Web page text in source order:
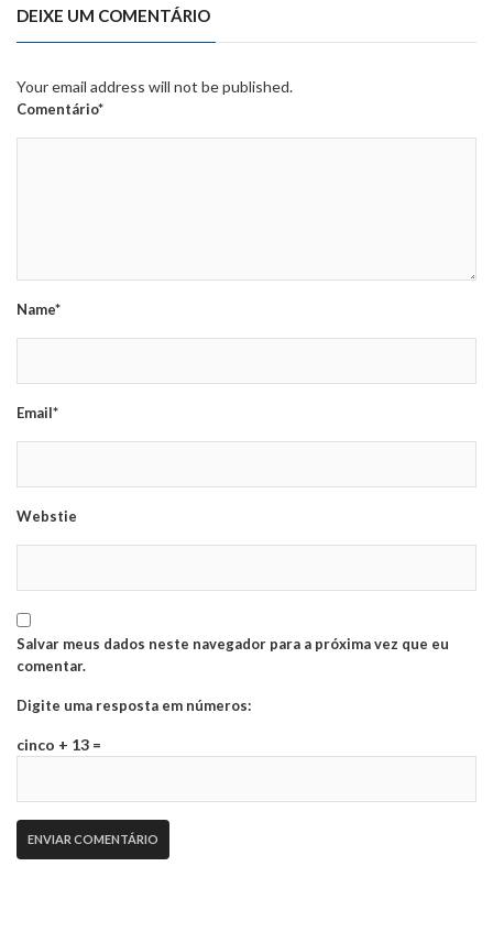
DEIXE UM COMENTÁRIO
Your email address will not be published.
Comentário*
Name*
Email*
Webstie
Salvar meus dados neste navegador para a próxima vez que eu
comentar.
Digite uma resposta em números:
cinco + 13 =